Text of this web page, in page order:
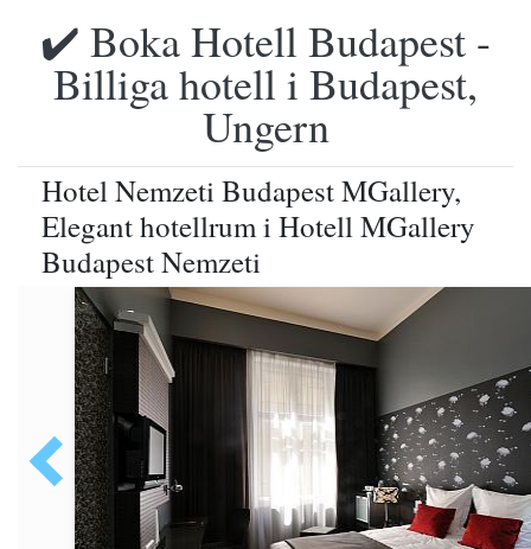
✔️ Boka Hotell Budapest -
Billiga hotell i Budapest,
Ungern
Hotel Nemzeti Budapest MGallery,
Elegant hotellrum i Hotell MGallery
Budapest Nemzeti